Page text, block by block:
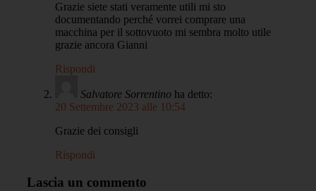
Grazie siete stati veramente utili mi sto
documentando perché vorrei comprare una
macchina per il sottovuoto mi sembra molto utile
grazie ancora Gianni
Rispondi
Salvatore Sorrentino ha detto:
20 Settembre 2023 alle 10:54
Grazie dei consigli
Rispondi
Lascia un commento